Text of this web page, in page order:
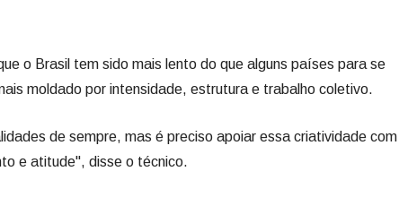
o Brasil tem sido mais lento do que alguns países para se
moldado por intensidade, estrutura e trabalho coletivo.
de sempre, mas é preciso apoiar essa criatividade com
e atitude", disse o técnico.